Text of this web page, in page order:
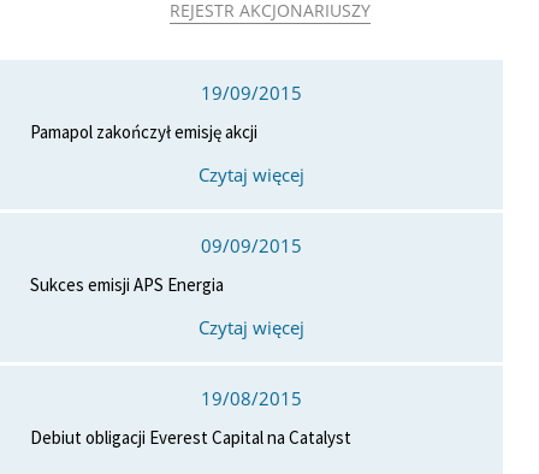
REJESTR AKCJONARIUSZY
19/09/2015
Pamapol zakończył emisję akcji
Czytaj więcej
09/09/2015
Sukces emisji APS Energia
Czytaj więcej
19/08/2015
Debiut obligacji Everest Capital na Catalyst